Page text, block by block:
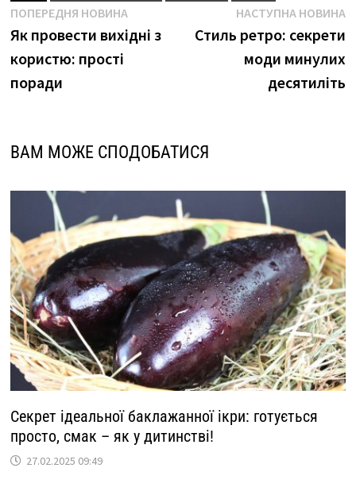
Навігація
записів
ПОПЕРЕДНЯ НОВИНАПопередня
новина
Як провести вихідні з
користю: прості
поради
НАСТУПНА НОВИНА
Стиль ретро: секрети
моди минулих
десятиліть
ВАМ МОЖЕ СПОДОБАТИСЯ
Секрет ідеальної баклажанної ікри: готується
просто, смак – як у дитинстві!
27.02.2025 09:49